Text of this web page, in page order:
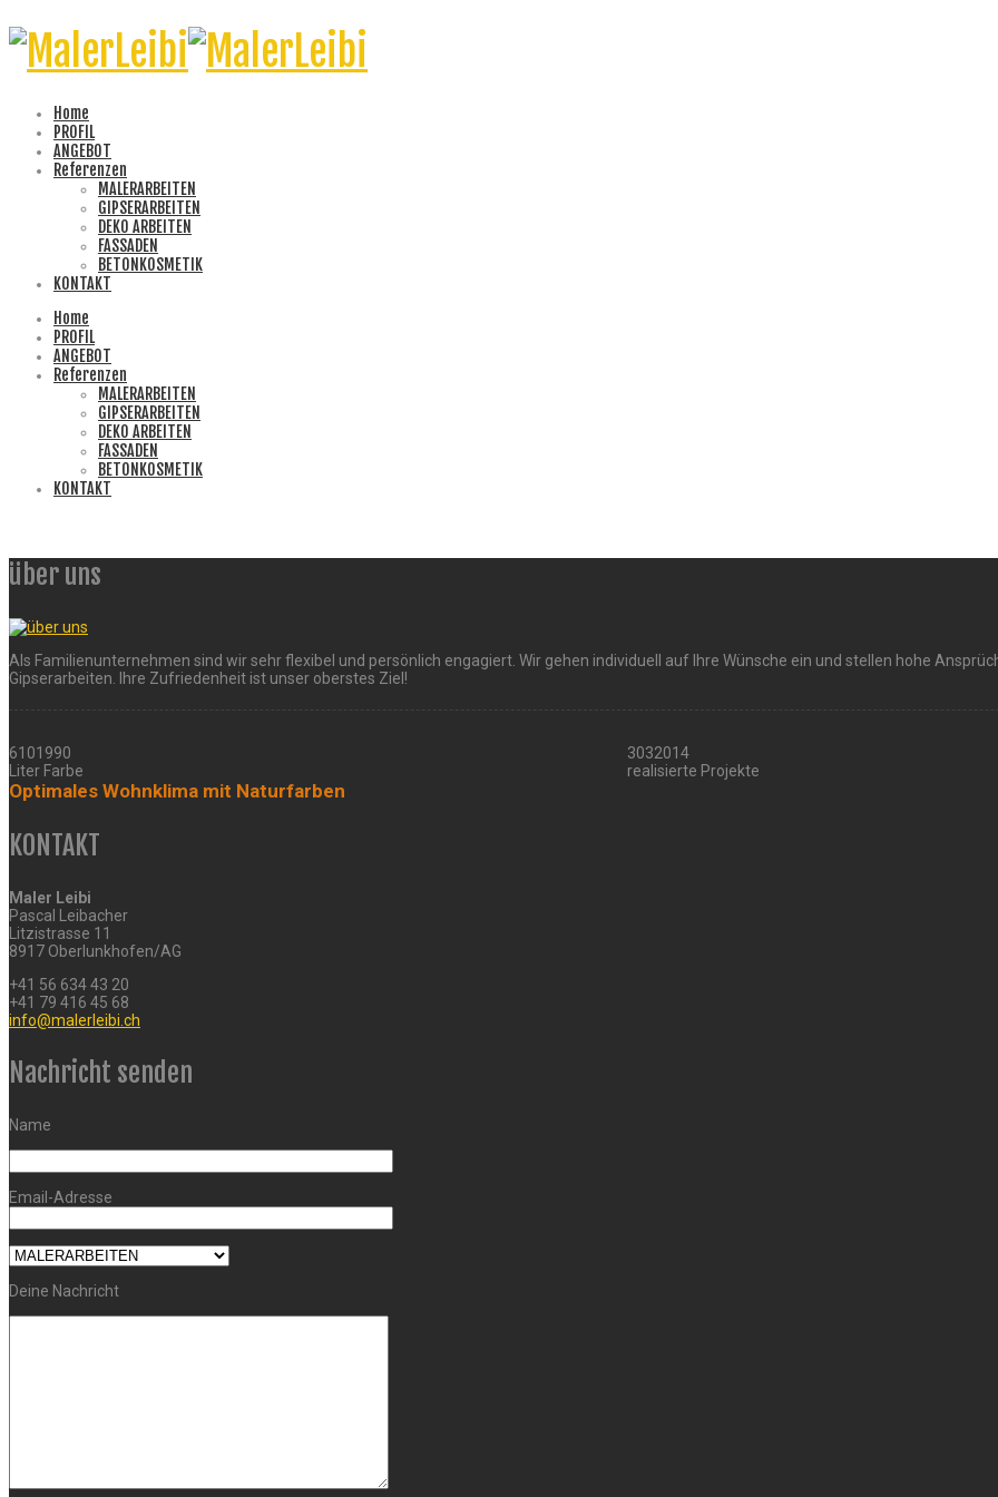
Home
PROFIL
ANGEBOT
Referenzen
MALERARBEITEN
GIPSERARBEITEN
DEKO ARBEITEN
FASSADEN
BETONKOSMETIK
KONTAKT
Home
PROFIL
ANGEBOT
Referenzen
MALERARBEITEN
GIPSERARBEITEN
DEKO ARBEITEN
FASSADEN
BETONKOSMETIK
KONTAKT
über uns
Als Familienunternehmen sind wir sehr flexibel und persönlich engagiert. Wir gehen individuell auf Ihre Wünsche ein und stellen hohe
Gipserarbeiten. Ihre Zufriedenheit ist unser oberstes Ziel!
6101990
Liter Farbe
3032014
realisierte Projekte
Optimales Wohnklima mit Naturfarben
KONTAKT
Maler Leibi
Pascal Leibacher
Litzistrasse 11
8917 Oberlunkhofen/AG
+41 56 634 43 20
+41 79 416 45 68
info@malerleibi.ch
Nachricht senden
Name
Email-Adresse
Deine Nachricht